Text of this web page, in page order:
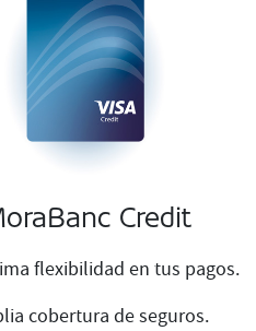
Credit
flexibilidad en tus pagos.
cobertura de seguros.